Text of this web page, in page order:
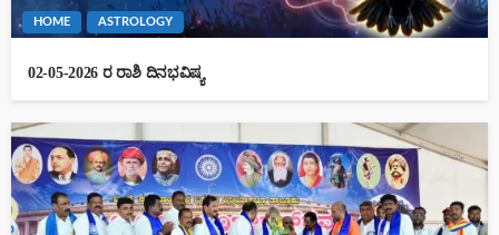
HOME ASTROLOGY
02-05-2026 ರ ರಾಶಿ ದಿನಭವಿಷ್ಯ